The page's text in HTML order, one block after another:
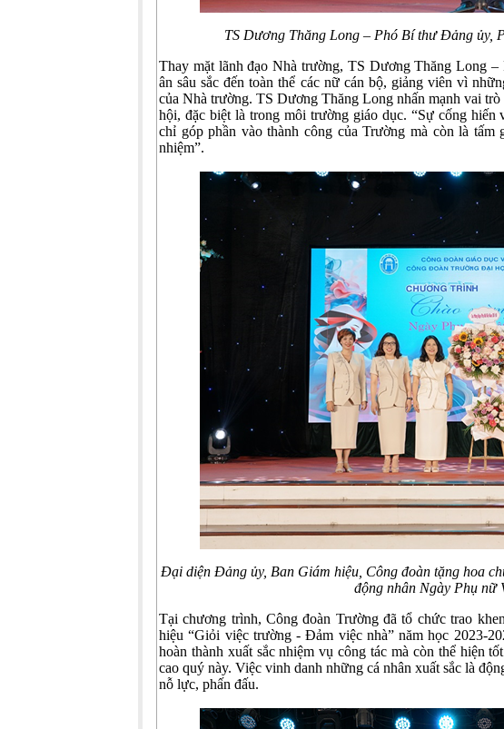
TS Dương Thăng Long – Phó Bí thư Đảng ủy,
Thay mặt lãnh đạo Nhà trường, TS Dương Thăng Long
ân sâu sắc đến toàn thể các nữ cán bộ, giảng viên vì
của Nhà trường. TS Dương Thăng Long nhấn mạnh vai
hội, đặc biệt là trong môi trường giáo dục. “Sự cống
chỉ góp phần vào thành công của Trường mà còn là
nhiệm”.
Đại diện Đảng ủy, Ban Giám hiệu, Công đoàn tặng hoa
động nhân Ngày Phụ nữ
Tại chương trình, Công đoàn Trường đã tổ chức trao
hiệu “Giỏi việc trường - Đảm việc nhà” năm học 2023-
hoàn thành xuất sắc nhiệm vụ công tác mà còn thể hiện
cao quý này. Việc vinh danh những cá nhân xuất sắc là
nỗ lực, phấn đấu.